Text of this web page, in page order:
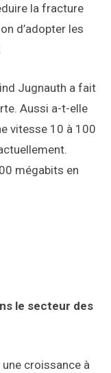
la fracture
d’adopter les
Jugnauth a fait
Aussi a-t-elle
vitesse 10 à 100
mégabits en
le secteur des
croissance à